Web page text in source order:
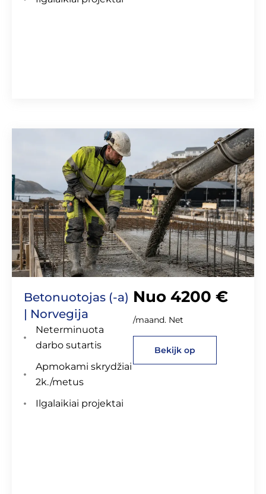
Betonuotojas (-a)
| Norvegija
Neterminuota
darbo sutartis
Apmokami skrydžiai
2k./metus
Ilgalaikiai projektai
Nuo 4200 €
/maand. Net
Bekijk op